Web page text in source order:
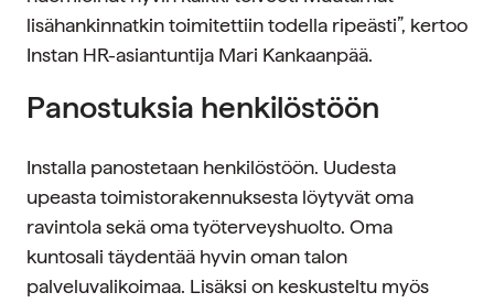
lisähankinnatkin toimitettiin todella ripeästi”, kertoo
Instan HR-asiantuntija Mari Kankaanpää.
Panostuksia henkilöstöön
Installa panostetaan henkilöstöön. Uudesta
upeasta toimistorakennuksesta löytyvät oma
ravintola sekä oma työterveyshuolto. Oma
kuntosali täydentää hyvin oman talon
palveluvalikoimaa. Lisäksi on keskusteltu myös